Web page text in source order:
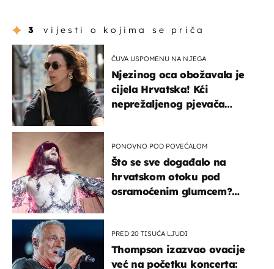
3 vijesti o kojima se priča
ČUVA USPOMENU NA NJEGA
Njezinog oca obožavala je
cijela Hrvatska! Kći
neprežaljenog pjevača
PONOVNO POD POVEĆALOM
Što se sve događalo na
hrvatskom otoku pod
osramoćenim glumcem?
PRED 20 TISUĆA LJUDI
Thompson izazvao ovacije
već na početku koncerta: